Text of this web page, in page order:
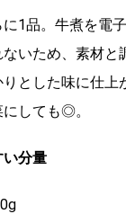
1品。牛煮を電
いため、素材と
とした味に仕上
しても◎。
い分量